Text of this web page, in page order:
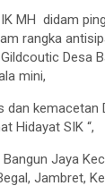
MH didam
rangka
Desa
mini,
kemacetan
Hidayat SIK “,
Jaya
Jambret,